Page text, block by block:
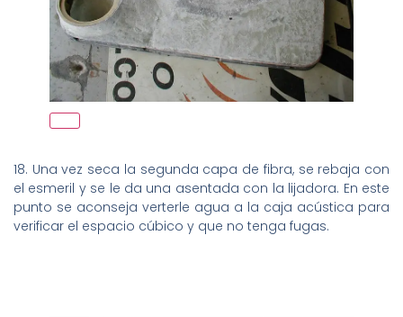
18. Una vez seca la segunda capa de fibra, se rebaja con
el esmeril y se le da una asentada con la lijadora. En este
punto se aconseja verterle agua a la caja acústica para
verificar el espacio cúbico y que no tenga fugas.